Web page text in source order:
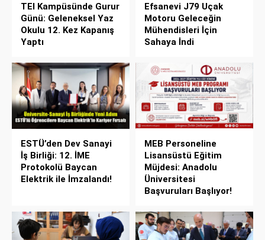
TEI Kampüsünde Gurur
Günü: Geleneksel Yaz
Okulu 12. Kez Kapanış
Yaptı
Efsanevi J79 Uçak
Motoru Geleceğin
Mühendisleri İçin
Sahaya İndi
ESTÜ’den Dev Sanayi
İş Birliği: 12. İME
Protokolü Baycan
Elektrik ile İmzalandı!
MEB Personeline
Lisansüstü Eğitim
Müjdesi: Anadolu
Üniversitesi
Başvuruları Başlıyor!